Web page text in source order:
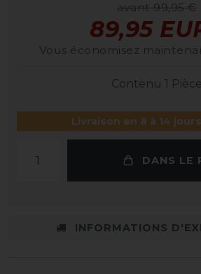
avant 99,95 €
89,95
Vous économisez
Contenu 1 Pièce
Livraison en 8 à 14
DANS LE
INFORMATIONS